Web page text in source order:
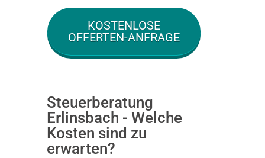
KOSTENLOSE
OFFERTEN-ANFRAGE
Steuerberatung
Erlinsbach - Welche
Kosten sind zu
erwarten?